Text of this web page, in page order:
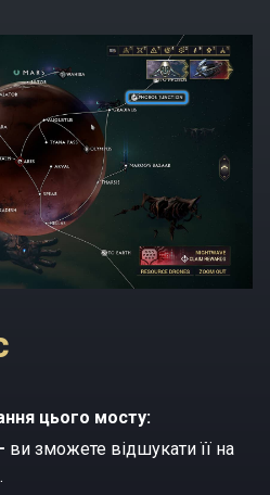
цього мосту:
ви зможете відшукати її на